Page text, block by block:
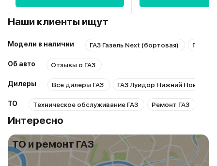
Наши клиенты ищут
Модели в наличии ГАЗ Газель Next (бортовая) ГАЗ
Об авто Отзывы о ГАЗ
Дилеры Все дилеры ГАЗ ГАЗ Луидор Нижний Новгород
ТО Техническое обслуживание ГАЗ Ремонт ГАЗ
Интересно
ТО и ремонт ГАЗ